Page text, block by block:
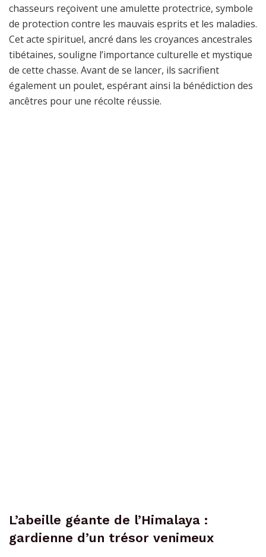
chasseurs reçoivent une amulette protectrice, symbole
de protection contre les mauvais esprits et les maladies.
Cet acte spirituel, ancré dans les croyances ancestrales
tibétaines, souligne l’importance culturelle et mystique
de cette chasse. Avant de se lancer, ils sacrifient
également un poulet, espérant ainsi la bénédiction des
ancêtres pour une récolte réussie.
L’abeille géante de l’Himalaya :
gardienne d’un trésor venimeux